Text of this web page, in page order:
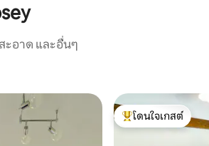
ะอาด และอื่นๆ
โดนใจเกสต์ที่สุด
โดนใจเกสต์